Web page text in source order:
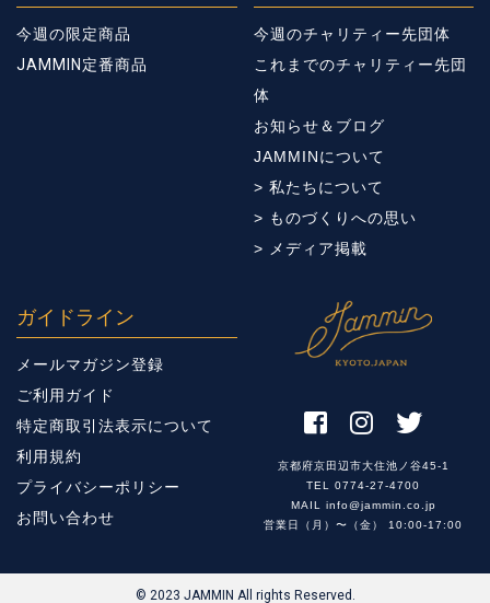
今週の限定商品
JAMMIN定番商品
今週のチャリティー先団体
これまでのチャリティー先団
体
お知らせ＆ブログ
JAMMINについて
> 私たちについて
> ものづくりへの思い
> メディア掲載
ガイドライン
メールマガジン登録
ご利用ガイド
特定商取引法表示について
利用規約
プライバシーポリシー
お問い合わせ
京都府京田辺市大住池ノ谷45-1
TEL 0774-27-4700
MAIL info@jammin.co.jp
営業日（月）〜（金） 10:00-17:00
© 2023 JAMMIN All rights Reserved.